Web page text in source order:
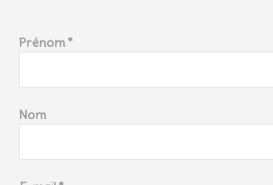
Prénom*
Nom